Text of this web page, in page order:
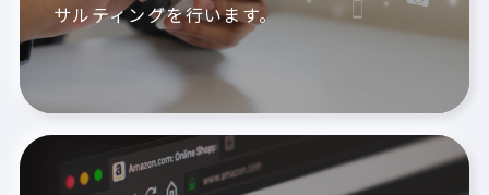
サルティングを行います。